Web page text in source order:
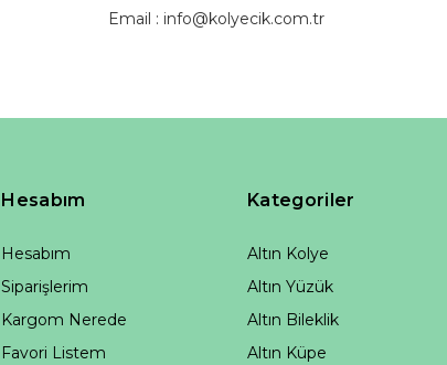
Email : info@kolyecik.com.tr
Hesabım
Hesabım
Siparişlerim
Kargom Nerede
Favori Listem
Kategoriler
Altın Kolye
Altın Yüzük
Altın Bileklik
Altın Küpe